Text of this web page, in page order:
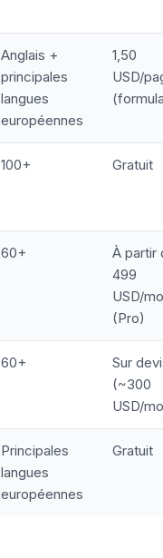
Anglais +
principales
langues
européennes
1,50
USD/
100+ Gratuit
60+
À partir
499
USD/
(Pro)
60+
Sur
(~300
USD/
Principales
langues
européennes
Gratuit